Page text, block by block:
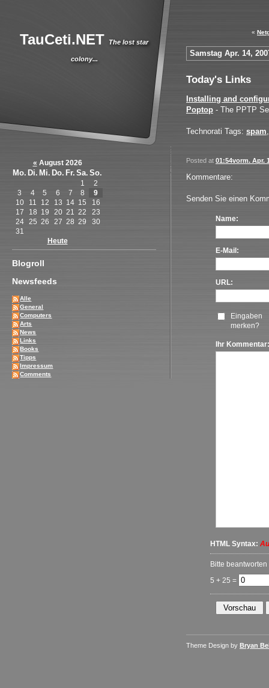
TauCeti.NET The lost star
colony...
« August 2026
Mo. Di. Mi. Do. Fr. Sa. So.
1
2
3
4 5 6 7 8
9
10
11 12 13 14 15
16
17
18 19 20 21 22
23
24
25 26 27 28 29
30
31
Heute
Blogroll
Newsfeeds
Alle
General
Computers
Arts
News
Links
Books
Tipps
Impressum
Comments
«
Samstag Apr. 14,
Today's Links
Installing and
Poptop - The PPTP
Technorati Tags: spam
Posted at 01:54vorm. Apr.
Kommentare:
Senden Sie einen
Name:
E-Mail:
URL:
Eingaben
merken?
Ihr Kommentar:
HTML Syntax:
Bitte
5 + 25 =
Theme Design by Bryan